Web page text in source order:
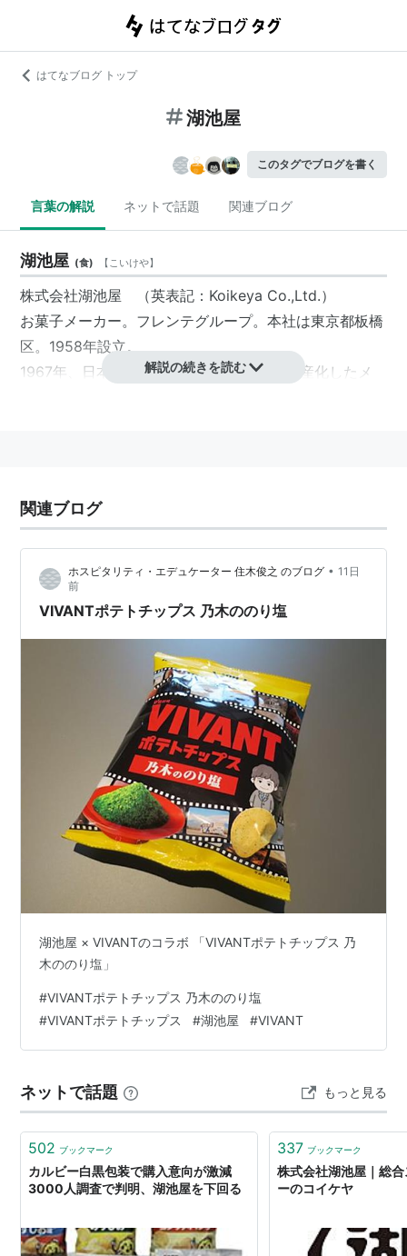
はてなブログ トップ
湖池屋
このタグでブログを書く
言葉の解説 ネットで話題 関連ブログ
湖池屋 (食) 【こいけや】
株式会社湖池屋 （英表記：Koikeya Co.,Ltd.）
お菓子メーカー。 フレンテグループ。本社は東京都板橋
区。1958年設立。
1967年、日本で初めてポテトチップスを量産化したメ
ポテトチップス
すっぱムーチョ
スコーン
ポリンキー
解説の続きを読む
関連ブログ
ホスピタリティ・エデュケーター 住木俊之 のブログ • 11日
前
VIVANTポテトチップス 乃木ののり塩
湖池屋 × VIVANTのコラボ 「VIVANTポテトチップス 乃
木ののり塩」
#VIVANTポテトチップス 乃木ののり塩
#VIVANTポテトチップス #湖池屋 #VIVANT
ネットで話題 もっと見る
502 ブックマーク
カルビー白黒包装で購入意向が激減
3000人調査で判明、湖池屋を下回る
337 ブックマーク
株式会社湖池屋｜総
ーのコイケヤ